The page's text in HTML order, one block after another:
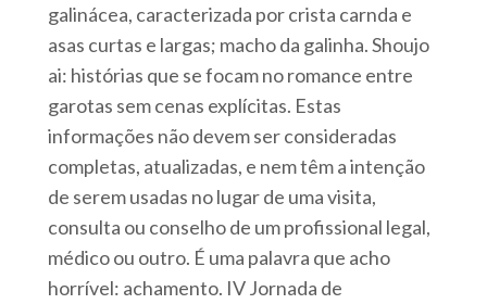
galinácea, caracterizada por crista carnda e
asas curtas e largas; macho da galinha. Shoujo
ai: histórias que se focam no romance entre
garotas sem cenas explícitas. Estas
informações não devem ser consideradas
completas, atualizadas, e nem têm a intenção
de serem usadas no lugar de uma visita,
consulta ou conselho de um profissional legal,
médico ou outro. É uma palavra que acho
horrível: achamento. IV Jornada de